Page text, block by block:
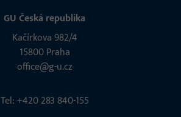
GU Česká republika
Kačírkova 982/4
15800 Praha
office@g-u.cz
Tel: +420 283 840-155